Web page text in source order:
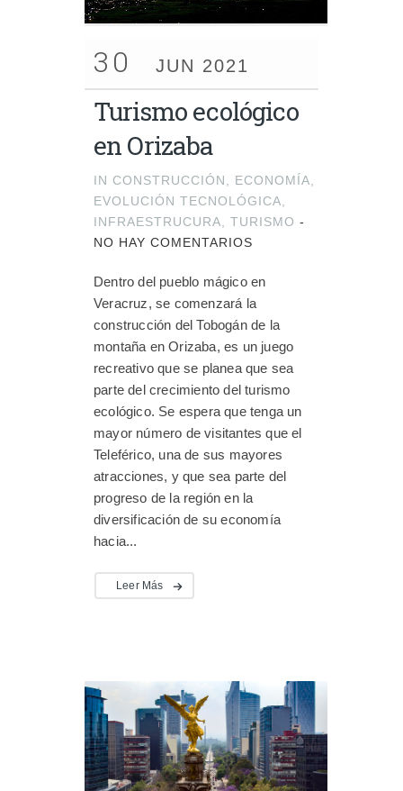
30 JUN 2021
Turismo ecológico
en Orizaba
IN CONSTRUCCIÓN, ECONOMÍA,
EVOLUCIÓN TECNOLÓGICA,
INFRAESTRUCURA, TURISMO -
NO HAY COMENTARIOS
Dentro del pueblo mágico en
Veracruz, se comenzará la
construcción del Tobogán de la
montaña en Orizaba, es un juego
recreativo que se planea que sea
parte del crecimiento del turismo
ecológico. Se espera que tenga un
mayor número de visitantes que el
Teleférico, una de sus mayores
atracciones, y que sea parte del
progreso de la región en la
diversificación de su economía
hacia...
Leer Más